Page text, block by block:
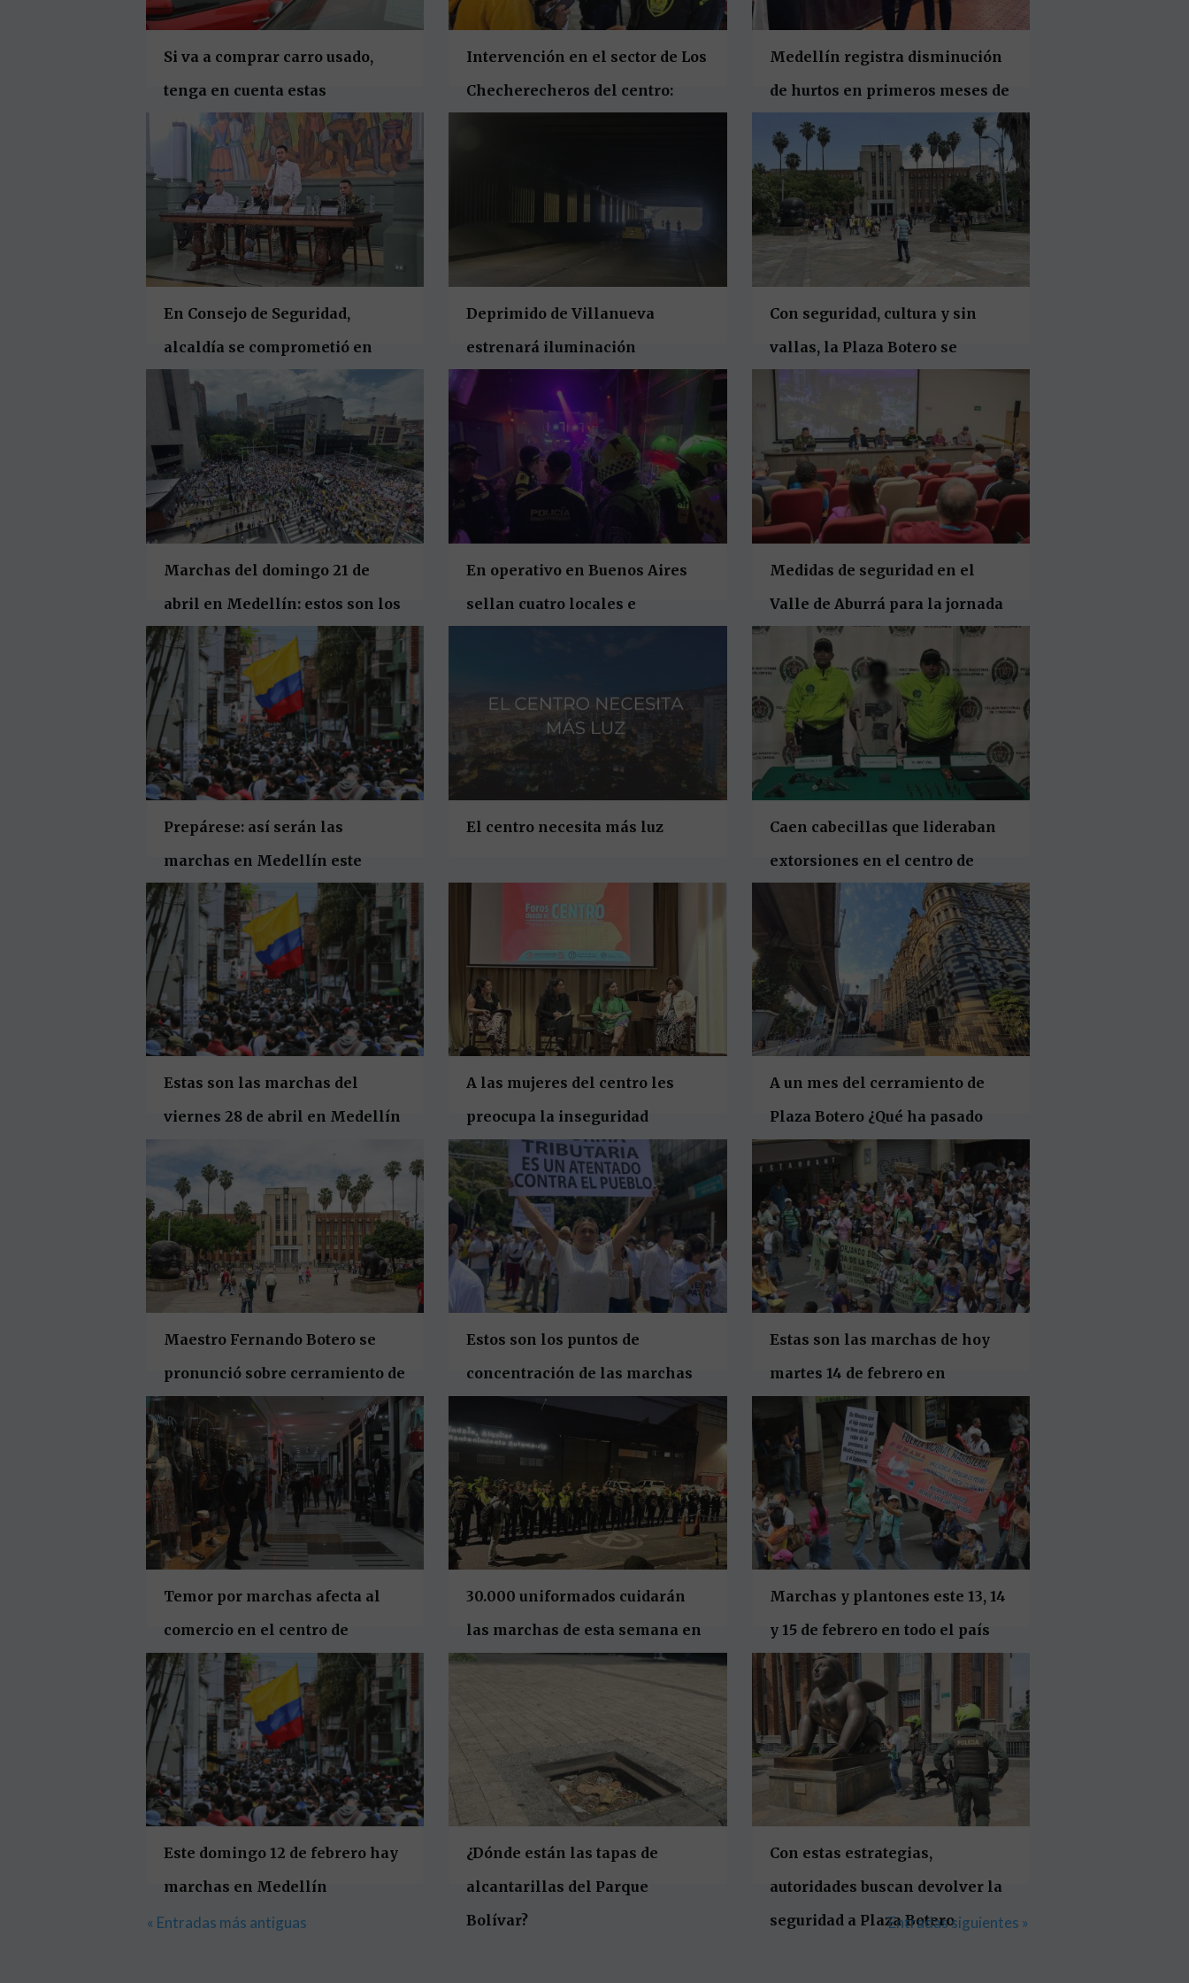
Si va a comprar carro usado,
tenga en cuenta estas
recomendaciones
En Consejo de Seguridad,
alcaldía se comprometió en
nuevas medidas para el centro
de Medellín
Marchas del domingo 21 de
abril en Medellín: estos son los
puntos de concentración
Prepárese: así serán las
marchas en Medellín este
miércoles 27 de septiembre
Estas son las marchas del
viernes 28 de abril en Medellín
Maestro Fernando Botero se
pronunció sobre cerramiento de
la plaza que lleva su nombre
Temor por marchas afecta al
comercio en el centro de
Medellín
Este domingo 12 de febrero hay
marchas en Medellín
Intervención en el sector de Los
Checherecheros del centro:
Deprimido de Villanueva
estrenará iluminación
En operativo en Buenos Aires
sellan cuatro locales e
El centro necesita más luz
A las mujeres del centro les
preocupa la inseguridad
Estos son los puntos de
concentración de las marchas
del 15 de febrero en Colombia
30.000 uniformados cuidarán
las marchas de esta semana en
Colombia
¿Dónde están las tapas de
alcantarillas del Parque
Bolívar?
Medellín registra disminución
de hurtos en primeros meses de
2024
Con seguridad, cultura y sin
vallas, la Plaza Botero se
Medidas de seguridad en el
Valle de Aburrá para la jornada
electoral del 29 de octubre
Caen cabecillas que lideraban
extorsiones en el centro de
A un mes del cerramiento de
Plaza Botero ¿Qué ha pasado
allí y en sus alrededores?
Estas son las marchas de hoy
martes 14 de febrero en
Medellín
Marchas y plantones este 13, 14
y 15 de febrero en todo el país
Con estas estrategias,
autoridades buscan devolver la
seguridad a Plaza Botero
« Entradas más antiguas Entradas siguientes »